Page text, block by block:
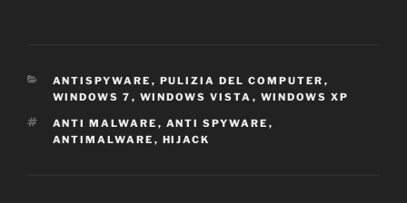
CATEGORIE
ANTISPYWARE , PULIZIA DEL COMPUTER ,
WINDOWS 7 , WINDOWS VISTA , WINDOWS XP
TAG
ANTI MALWARE , ANTI SPYWARE ,
ANTIMALWARE , HIJACK